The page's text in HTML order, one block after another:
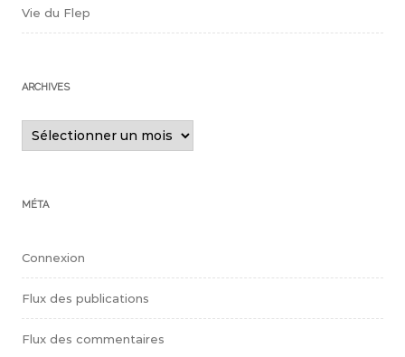
Vie du Flep
ARCHIVES
Archives
MÉTA
Connexion
Flux des publications
Flux des commentaires